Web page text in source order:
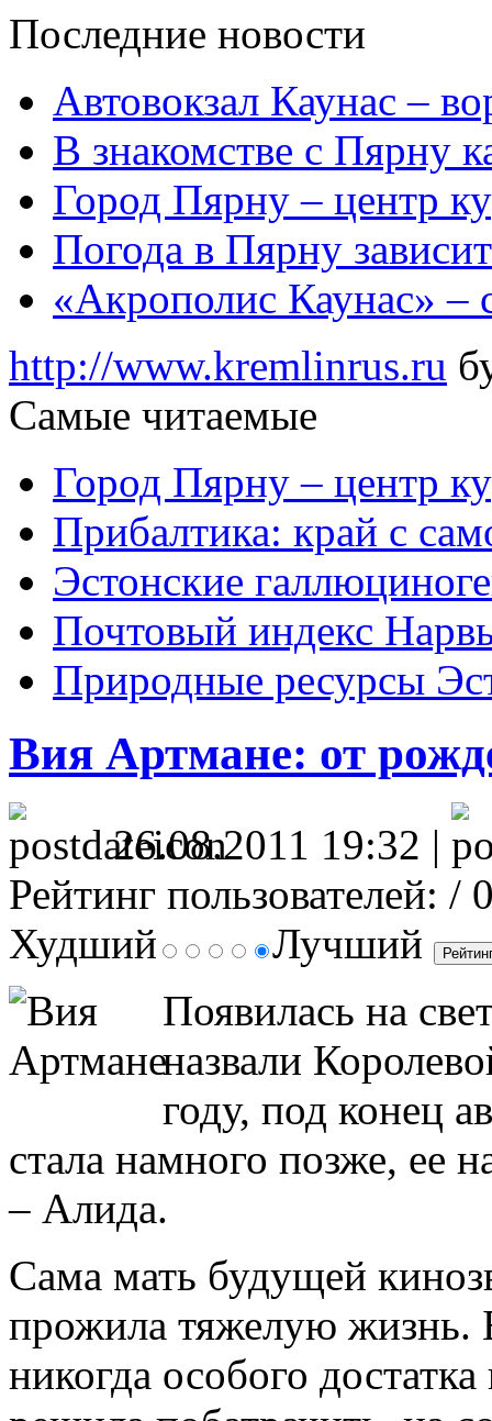
Последние новости
Автовокзал Каунас –
В знакомстве с Пярну
Город Пярну – центр
Погода в Пярну
«Акрополис Каунас» –
http://www.kremlinrus.ru
Самые читаемые
Город Пярну – центр
Прибалтика: край с
Эстонские
Почтовый индекс
Природные ресурсы
Вия Артмане: от
26.08.2011 19:32 |
Рейтинг пользователей: /
Худший
Лучший
Появилась на
назвали
году, под конец
стала намного позже, ее
– Алида.
Сама мать будущей
прожила тяжелую жизнь.
никогда особого